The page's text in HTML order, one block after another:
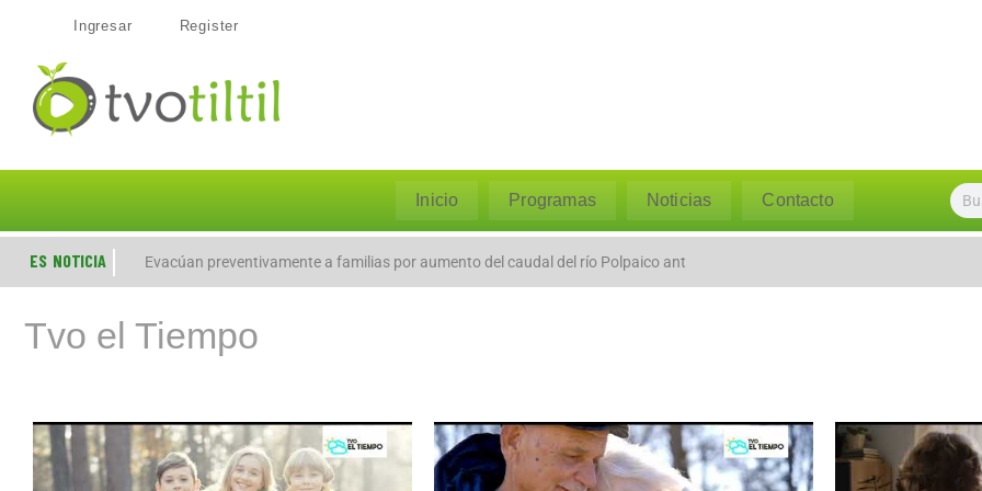
Ingresar Register
Inicio Programas Noticias Contacto
ES NOTICIA Evacúan preventivamente a familias por aumento del caudal del río Polpaico ant
Tvo el Tiempo